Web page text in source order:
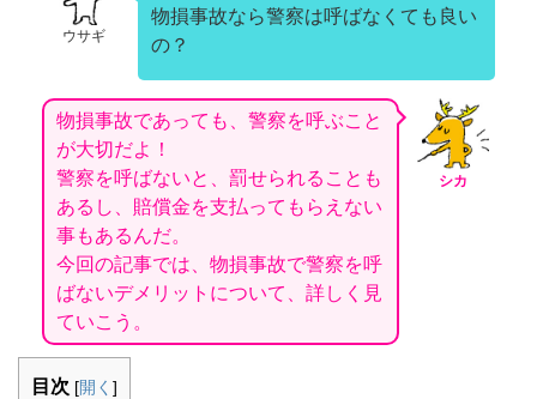
ウサギ
物損事故なら警察は呼ばなくても良い
の？
シカ
物損事故であっても、警察を呼ぶこと
が大切だよ！
警察を呼ばないと、罰せられることも
あるし、賠償金を支払ってもらえない
事もあるんだ。
今回の記事では、物損事故で警察を呼
ばないデメリットについて、詳しく見
ていこう。
目次 [開く ]